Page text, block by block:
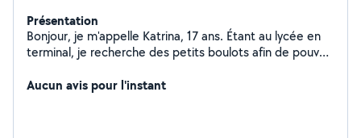
Présentation
Bonjour, je m'appelle Katrina, 17 ans. Étant au lycée en
terminal, je recherche des petits boulots afin de pouvoir
le plus possible. Je peux donner des cours d'anglais et
Aucun avis pour l'instant